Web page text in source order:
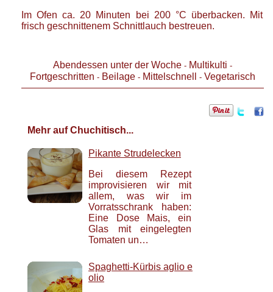
Im Ofen ca. 20 Minuten bei 200 °C überbacken. Mit
frisch geschnittenem Schnittlauch bestreuen.
Abendessen unter der Woche - Multikulti -
Fortgeschritten - Beilage - Mittelschnell - Vegetarisch
Mehr auf Chuchitisch...
Pikante Strudelecken
Bei diesem Rezept
improvisieren wir mit
allem, was wir im
Vorratsschrank haben:
Eine Dose Mais, ein
Glas mit eingelegten
Tomaten un…
Spaghetti-Kürbis aglio e
olio